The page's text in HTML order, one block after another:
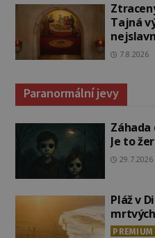
Tajná
7.8.2026
Paranormální jevy
Záhada
Je to
29.7.2026
Pláž v
PREMIUM